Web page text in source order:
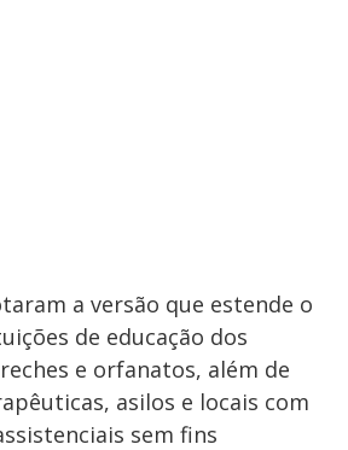
a versão que estende o
de educação dos
e orfanatos, além de
asilos e locais com
sem fins